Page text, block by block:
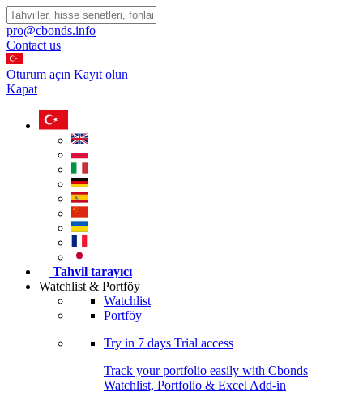
pro@cbonds.info
Contact us
Oturum açın Kayıt olun
Kapat
Tahvil tarayıcı
Watchlist & Portföy
Watchlist
Portföy
Try in 7 days Trial access
Track your portfolio easily with Cbonds
Watchlist, Portfolio & Excel Add-in